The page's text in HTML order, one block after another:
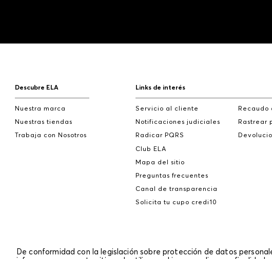
Descubre ELA
Nuestra marca
Nuestras tiendas
Trabaja con Nosotros
Links de interés
Servicio al cliente
Notificaciones judiciales
Radicar PQRS
Club ELA
Mapa del sitio
Preguntas frecuentes
Canal de transparencia
Solicita tu cupo credi10
Recaudo
Rastrear
De conformidad con la legislación sobre protección de datos